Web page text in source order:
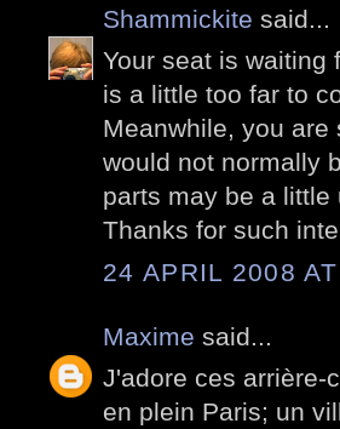
Shammickite said...
Your seat is waiting
is a little too far to
Meanwhile, you are
would not normally
parts may be a
Thanks for such
24 APRIL 2008
Maxime said...
J'adore ces arrière-
en plein Paris; un